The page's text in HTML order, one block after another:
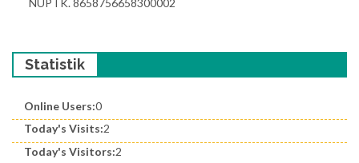
Statistik
Online Users:0
Today's Visits:2
Today's Visitors:2